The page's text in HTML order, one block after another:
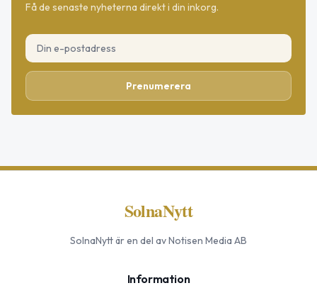
Få de senaste nyheterna direkt i din inkorg.
Prenumerera
SolnaNytt
SolnaNyttär en del av Notisen Media AB
Information